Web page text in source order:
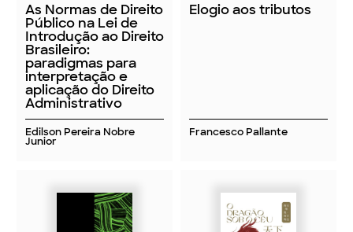
As Normas de Direito
Público na Lei de
Introdução ao Direito
Brasileiro:
paradigmas para
interpretação e
aplicação do Direito
Administrativo
Edilson Pereira Nobre
Junior
Elogio aos tributos
Francesco Pallante